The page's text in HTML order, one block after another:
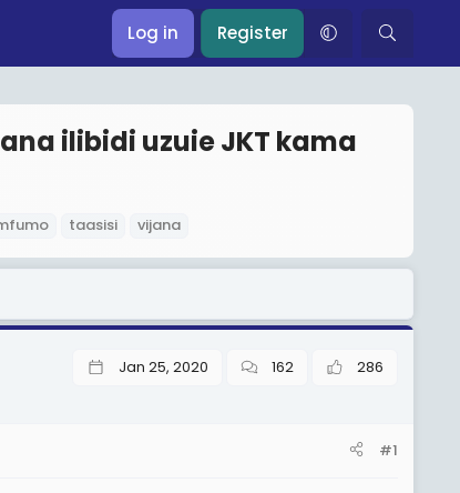
Log in Register
ilibidi uzuie JKT kama
taasisi vijana
Jan 25, 2020 162 286
#1